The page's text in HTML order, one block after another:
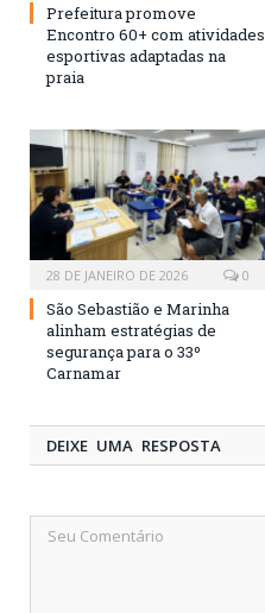
Prefeitura promove
Encontro 60+ com atividades
esportivas adaptadas na
praia
28 DE JANEIRO DE 2026 0
São Sebastião e Marinha
alinham estratégias de
segurança para o 33º
Carnamar
DEIXE UMA RESPOSTA